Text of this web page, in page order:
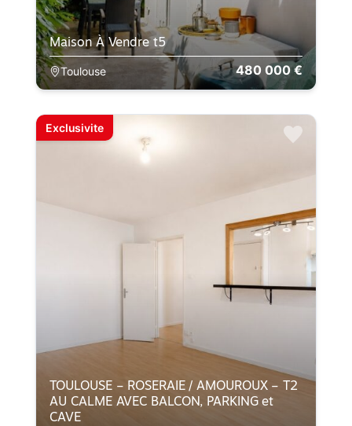
480 000 €
Maison À Vendre t5
Toulouse
Exclusivite
TOULOUSE – ROSERAIE / AMOUROUX – T2
AU CALME AVEC BALCON, PARKING et
CAVE